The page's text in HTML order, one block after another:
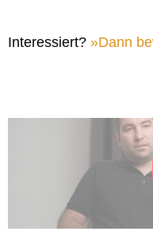
Interessiert? Dann